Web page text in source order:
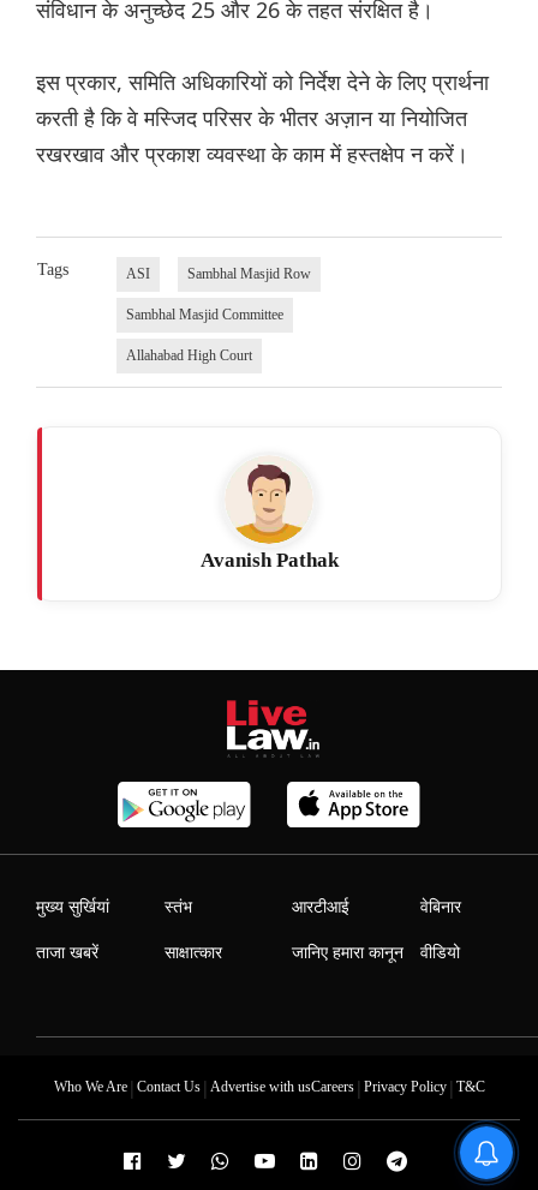
संविधान के अनुच्छेद 25 और 26 के तहत संरक्षित है।
इस प्रकार, समिति अधिकारियों को निर्देश देने के लिए प्रार्थना
करती है कि वे मस्जिद परिसर के भीतर अज़ान या नियोजित
रखरखाव और प्रकाश व्यवस्था के काम में हस्तक्षेप न करें।
Tags ASI Sambhal Masjid Row
Sambhal Masjid Committee
Allahabad High Court
Avanish Pathak
मुख्य सुर्खियां
ताजा खबरें
स्तंभ
साक्षात्कार
आरटीआई
जानिए हमारा कानून
वेबिनार
वीडियो
Who We Are| Contact Us| Advertise with usCareers| Privacy Policy| T&C